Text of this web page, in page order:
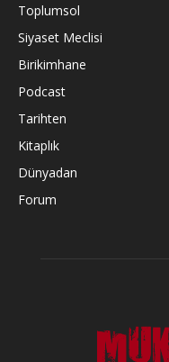
Toplumsol
Siyaset Meclisi
Birikimhane
Podcast
Tarihten
Kitaplık
Dünyadan
Forum